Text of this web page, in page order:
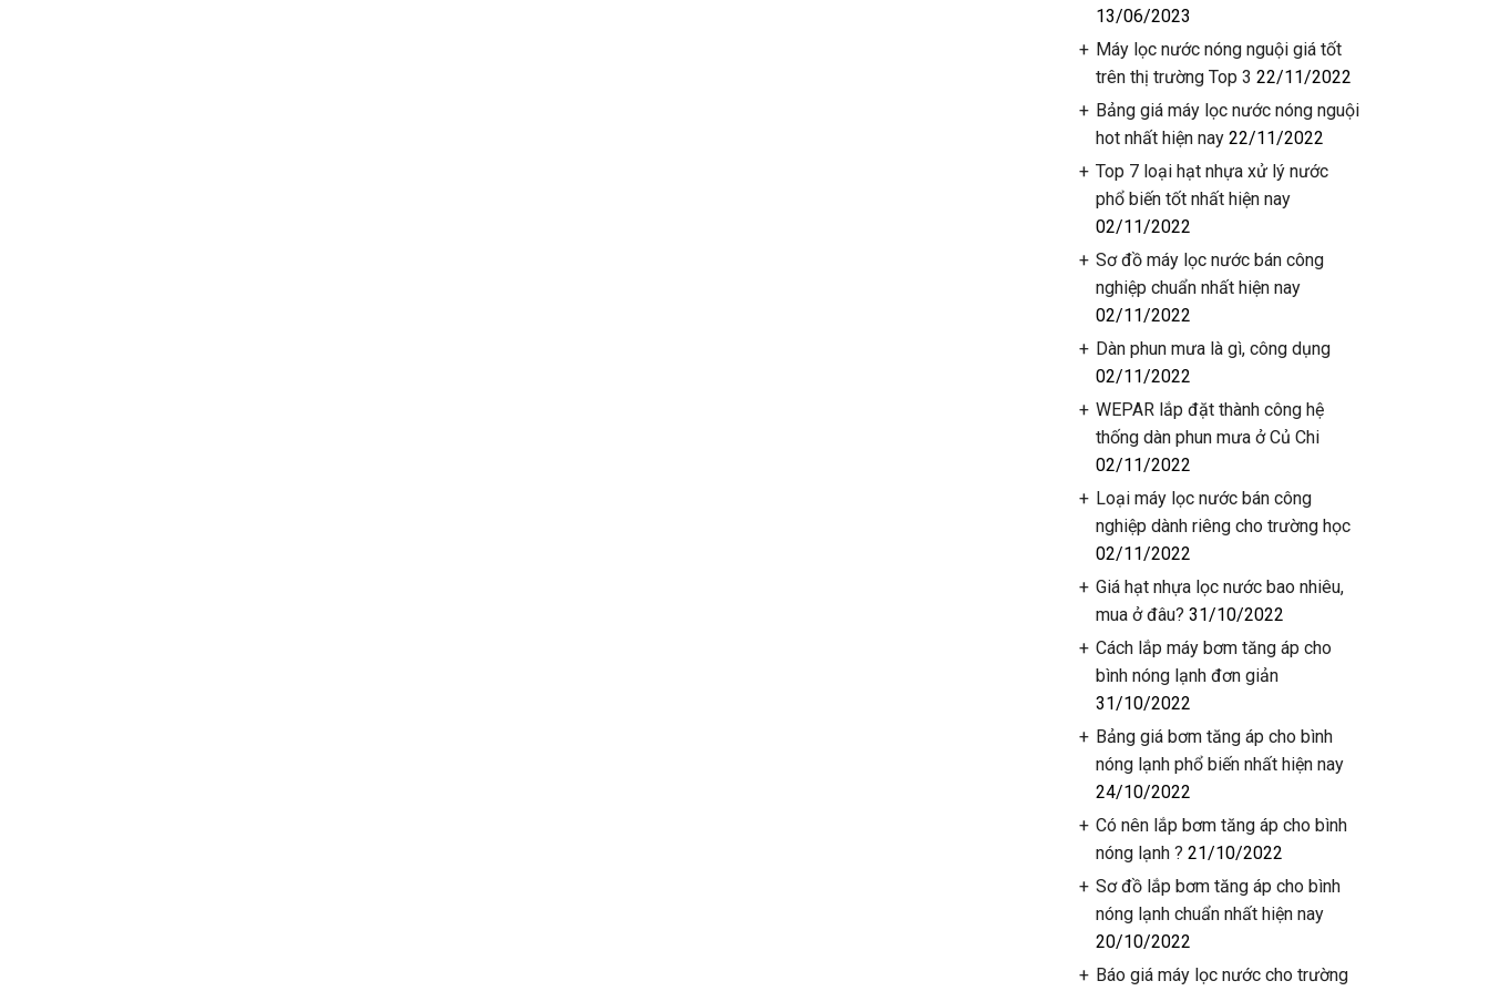
13/06/2023
Máy lọc nước nóng nguội giá tốt
trên thị trường Top 3 22/11/2022
️Bảng giá máy lọc nước nóng nguội
hot nhất hiện nay 22/11/2022
Top 7 loại hạt nhựa xử lý nước
phổ biến tốt nhất hiện nay
02/11/2022
Sơ đồ máy lọc nước bán công
nghiệp chuẩn nhất hiện nay
02/11/2022
Dàn phun mưa là gì, công dụng
02/11/2022
WEPAR lắp đặt thành công hệ
thống dàn phun mưa ở Củ Chi
02/11/2022
Loại máy lọc nước bán công
nghiệp dành riêng cho trường học
02/11/2022
Giá hạt nhựa lọc nước bao nhiêu,
mua ở đâu? 31/10/2022
Cách lắp máy bơm tăng áp cho
bình nóng lạnh đơn giản
31/10/2022
Bảng giá bơm tăng áp cho bình
nóng lạnh phổ biến nhất hiện nay
24/10/2022
Có nên lắp bơm tăng áp cho bình
nóng lạnh ? 21/10/2022
Sơ đồ lắp bơm tăng áp cho bình
nóng lạnh chuẩn nhất hiện nay
20/10/2022
Báo giá máy lọc nước cho trường